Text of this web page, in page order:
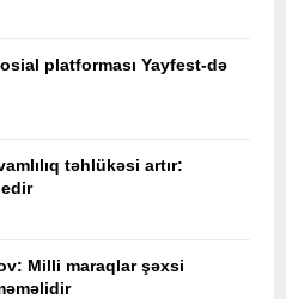
platforması Yayfest-də
təhlükəsi artır:
Milli maraqlar şəxsi